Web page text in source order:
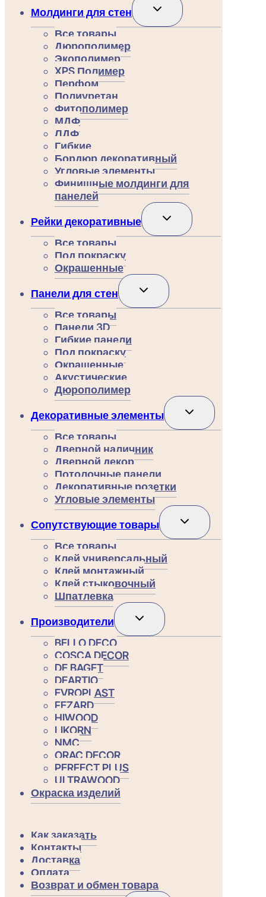
Молдинги для стен
Переключить
дочернее
меню
Все товары
Дюрополимер
Экополимер
XPS Полимер
Перфом
Полиуретан
Фитополимер
МДФ
ЛДФ
Гибкие
Бордюр декоративный
Угловые элементы
Финишные молдинги для
панелей
Рейки декоративные
Переключить
дочернее
меню
Все товары
Под покраску
Окрашенные
Панели для стен
Переключить
дочернее
меню
Все товары
Панели 3D
Гибкие панели
Под покраску
Окрашенные
Акустические
Дюрополимер
Декоративные элементы
Переключить
дочернее
меню
Все товары
Дверной наличник
Дверной декор
Потолочные панели
Декоративные розетки
Угловые элементы
Сопутствующие товары
Переключить
дочернее
меню
Все товары
Клей универсальный
Клей монтажный
Клей стыковочный
Шпатлевка
Производители
Переключить
дочернее
меню
BELLO DECO
COSCA DECOR
DE BAGET
DEARTIO
EVROPLAST
FEZARD
HIWOOD
LIKORN
NMC
ORAC DECOR
PERFECT PLUS
ULTRAWOOD
Окраска изделий
Как заказать
Контакты
Доставка
Оплата
Возврат и обмен товара